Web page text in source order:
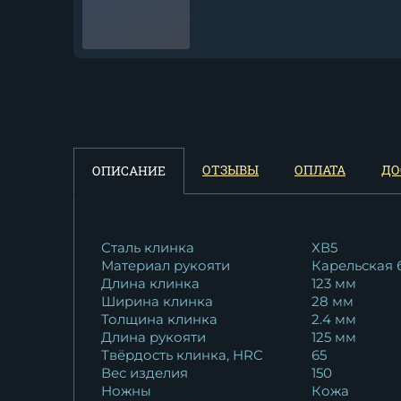
Нож Сокол К340 карельская
береза...
ОПИСАНИЕ ОТЗЫВЫ ОПЛАТА
Сталь клинка
ХВ5
Материал рукояти
Карельская
Длина клинка
123 мм
Ширина клинка
28 мм
Толщина клинка
2.4 мм
Длина рукояти
125 мм
Твёрдость клинка, HRC
65
Вес изделия
150
Ножны
Кожа